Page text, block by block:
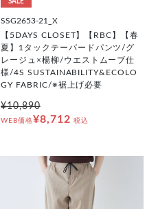
SSG2653-21_X
【5DAYS CLOSET】【RBC】【春
夏】1タックテーパードパンツ/グ
レージュ×楊柳/ウエストムーブ仕
様/4S SUSTAINABILITY&ECOLO
GY FABRIC/※裾上げ必要
¥10,890
WEB価格¥8,712 税込